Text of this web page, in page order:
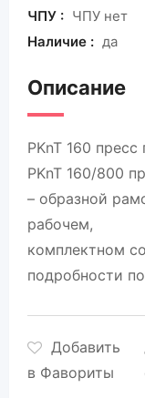
ЧПУ : ЧПУ нет
Наличие : да
Описание
PKnT 160
PKnT 160/800
– образной
рабочем,
комплектном
подробности
Добавить
в Фавориты